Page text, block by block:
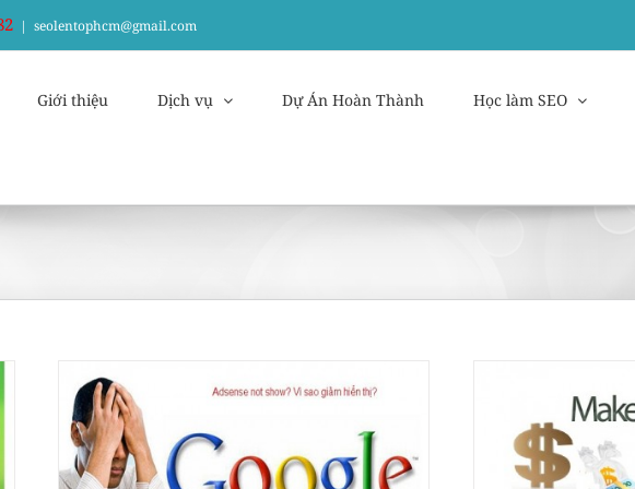
| seolentophcm@gmail.com
Giới thiệu Dịch vụ Dự Án Hoàn Thành Học làm SEO